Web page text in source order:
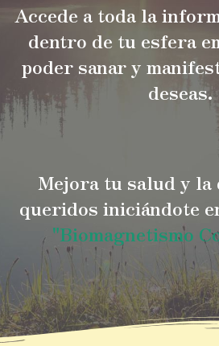
Accede a toda la
dentro de tu esfera
poder sanar y
deseas.
Mejora tu salud y la
queridos iniciándote
"Biomagnetismo